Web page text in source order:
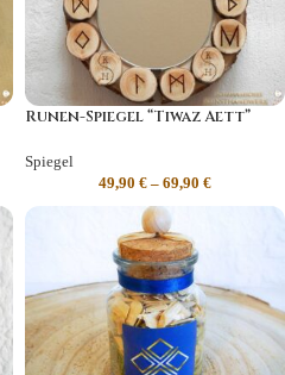
Runen-Spiegel “Tiwaz Aett”
Spiegel
49,90 € – 69,90 €